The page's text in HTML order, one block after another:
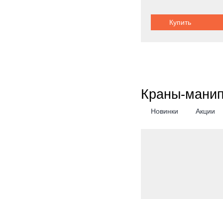
Купить
Краны-
Новинки Акции